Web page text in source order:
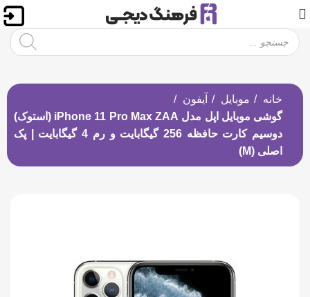
خانه موبایل
آیفون
گوشی موبایل اپل مدل iPhone 11 Pro Max ZAA (استوک)
دوسیم کارت حافظه 256 گیگابایت و رم 4 گیگابایت | پک
اصلی (M)